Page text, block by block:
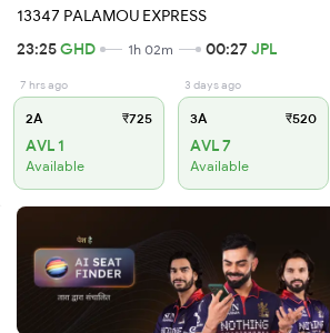
13347 PALAMOU EXPRESS
23:25GHD 1h 02m 00:27JPL
7 hrs ago
2A ₹725
AVL 1
Available
3 days ago
3A ₹520
AVL 7
Available